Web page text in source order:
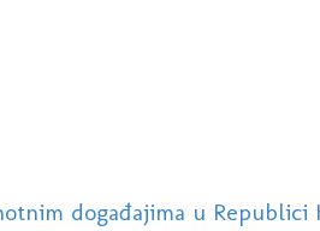
događajima u Republici